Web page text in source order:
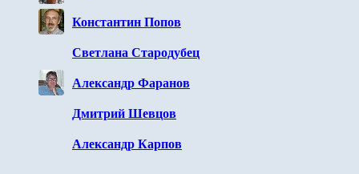
Константин Попов
Светлана Стародубец
Александр Фаранов
Дмитрий Шевцов
Александр Карпов